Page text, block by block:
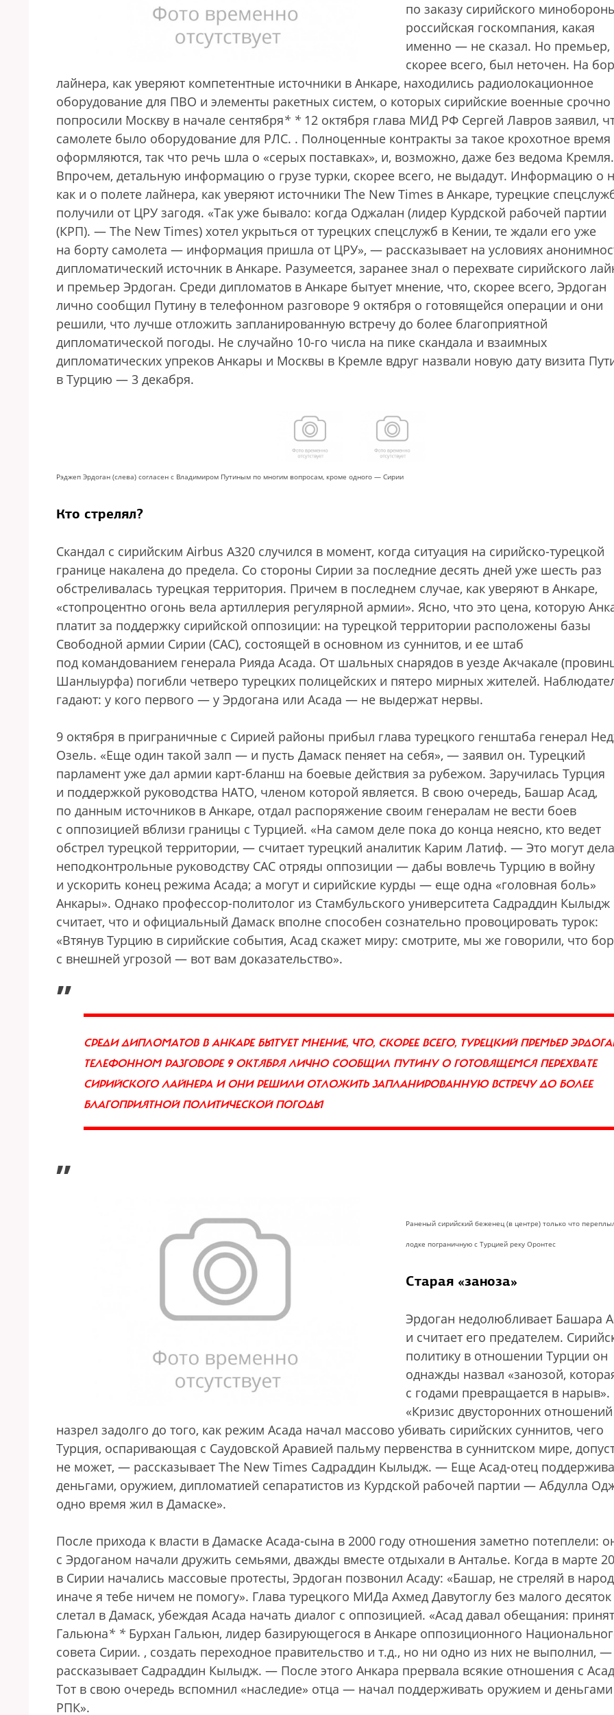
по заказу сирийского
российская госкомпания, какая
именно — не сказал. Но премьер,
скорее всего, был неточен. На
лайнера, как уверяют компетентные источники в Анкаре, находились радиолокационное
оборудование для ПВО и элементы ракетных систем, о которых сирийские военные срочно
попросили Москву в начале сентября* * 12 октября глава МИД РФ Сергей Лавров заявил,
самолете было оборудование для РЛС. . Полноценные контракты за такое крохотное время
оформляются, так что речь шла о «серых поставках», и, возможно, даже без ведома Кремля.
Впрочем, детальную информацию о грузе турки, скорее всего, не выдадут. Информацию о
как и о полете лайнера, как уверяют источники The New Times в Анкаре, турецкие
получили от ЦРУ загодя. «Так уже бывало: когда Оджалан (лидер Курдской рабочей партии
(КРП). — The Nеw Times) хотел укрыться от турецких спецслужб в Кении, те ждали его уже
на борту самолета — информация пришла от ЦРУ», — рассказывает на условиях
дипломатический источник в Анкаре. Разумеется, заранее знал о перехвате сирийского
и премьер Эрдоган. Среди дипломатов в Анкаре бытует мнение, что, скорее всего, Эрдоган
лично сообщил Путину в телефонном разговоре 9 октября о готовящейся операции и они
решили, что лучше отложить запланированную встречу до более благоприятной
дипломатической погоды. Не случайно 10-го числа на пике скандала и взаимных
дипломатических упреков Анкары и Москвы в Кремле вдруг назвали новую дату визита
в Турцию — 3 декабря.
Рэджеп Эрдоган (слева) согласен с Владимиром Путиным по многим вопросам, кроме одного — Сирии
Кто стрелял?
Скандал с сирийским Airbus А320 случился в момент, когда ситуация на сирийско-турецкой
границе накалена до предела. Со стороны Сирии за последние десять дней уже шесть раз
обстреливалась турецкая территория. Причем в последнем случае, как уверяют в Анкаре,
«стопроцентно огонь вела артиллерия регулярной армии». Ясно, что это цена, которую
платит за поддержку сирийской оппозиции: на турецкой территории расположены базы
Свободной армии Сирии (САС), состоящей в основном из суннитов, и ее штаб
под командованием генерала Рияда Асада. От шальных снарядов в уезде Акчакале
Шанлыурфа) погибли четверо турецких полицейских и пятеро мирных жителей.
гадают: у кого первого — у Эрдогана или Асада — не выдержат нервы.
9 октября в приграничные с Сирией районы прибыл глава турецкого генштаба генерал
Озель. «Еще один такой залп — и пусть Дамаск пеняет на себя», — заявил он. Турецкий
парламент уже дал армии карт-бланш на боевые действия за рубежом. Заручилась Турция
и поддержкой руководства НАТО, членом которой является. В свою очередь, Башар Асад,
по данным источников в Анкаре, отдал распоряжение своим генералам не вести боев
с оппозицией вблизи границы с Турцией. «На самом деле пока до конца неясно, кто ведет
обстрел турецкой территории, — считает турецкий аналитик Карим Латиф. — Это могут
неподконтрольные руководству САС отряды оппозиции — дабы вовлечь Турцию в войну
и ускорить конец режима Асада; а могут и сирийские курды — еще одна «головная боль»
Анкары». Однако профессор-политолог из Стамбульского университета Садраддин Кылыдж
считает, что и официальный Дамаск вполне способен сознательно провоцировать турок:
«Втянув Турцию в сирийские события, Асад скажет миру: смотрите, мы же говорили, что
с внешней угрозой — вот вам доказательство».
„
СРЕДИ ДИПЛОМАТОВ В АНКАРЕ БЫТУЕТ МНЕНИЕ, ЧТО, СКОРЕЕ ВСЕГО, ТУРЕЦКИЙ ПРЕМЬЕР
ТЕЛЕФОННОМ РАЗГОВОРЕ 9 ОКТЯБРЯ ЛИЧНО СООБЩИЛ ПУТИНУ О ГОТОВЯЩЕМСЯ ПЕРЕХВАТЕ
СИРИЙСКОГО ЛАЙНЕРА И ОНИ РЕШИЛИ ОТЛОЖИТЬ ЗАПЛАНИРОВАННУЮ ВСТРЕЧУ ДО БОЛЕЕ
БЛАГОПРИЯТНОЙ ПОЛИТИЧЕСКОЙ ПОГОДЫ
”
Раненый сирийский беженец (в центре) только что
лодке пограничную с Турцией реку Оронтес
Старая «заноза»
Эрдоган недолюбливает Башара
и считает его предателем.
политику в отношении Турции он
однажды назвал «занозой,
с годами превращается в нарыв».
«Кризис двусторонних отношений
назрел задолго до того, как режим Асада начал массово убивать сирийских суннитов, чего
Турция, оспаривающая с Саудовской Аравией пальму первенства в суннитском мире,
не может, — рассказывает The New Times Садраддин Кылыдж. — Еще Асад-отец
деньгами, оружием, дипломатией сепаратистов из Курдской рабочей партии — Абдулла
одно время жил в Дамаске».
После прихода к власти в Дамаске Асада-сына в 2000 году отношения заметно потеплели:
с Эрдоганом начали дружить семьями, дважды вместе отдыхали в Анталье. Когда в марте
в Сирии начались массовые протесты, Эрдоган позвонил Асаду: «Башар, не стреляй в
иначе я тебе ничем не помогу». Глава турецкого МИДа Ахмед Давутоглу без малого десяток
слетал в Дамаск, убеждая Асада начать диалог с оппозицией. «Асад давал обещания:
Гальюна* * Бурхан Гальюн, лидер базирующегося в Анкаре оппозиционного
совета Сирии. , создать переходное правительство и т.д., но ни одно из них не выполнил, —
рассказывает Садраддин Кылыдж. — После этого Анкара прервала всякие отношения с
Тот в свою очередь вспомнил «наследие» отца — начал поддерживать оружием и деньгами
РПК».